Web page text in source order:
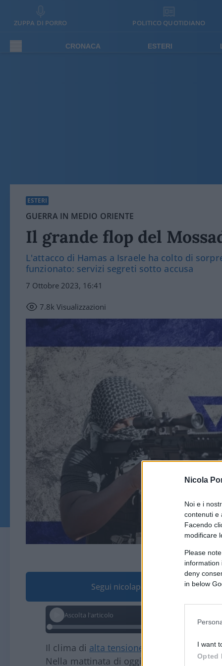
Nicola
Noi e i
contenuti e
Facendo
modificare
Please
information
deny
in below
I want
Opted
ZUPPA DI PORRO POLITICO QUOTIDIANO
CRONACA ESTERI
ESTERI
GUERRA IN MEDIO ORIENTE
Il grande flop del
L'attacco di Hamas a Israele ha colto di
funzionato: servizi segreti sotto accusa
7 Ottobre 2023, 16:41
7.8k Visualizzazioni
© wombatzaa e
Segui nicolaporro.it su Google
Ascolta l'articolo
Il clima di alta tensione tra e la
Nella mattinata di oggi è partito un